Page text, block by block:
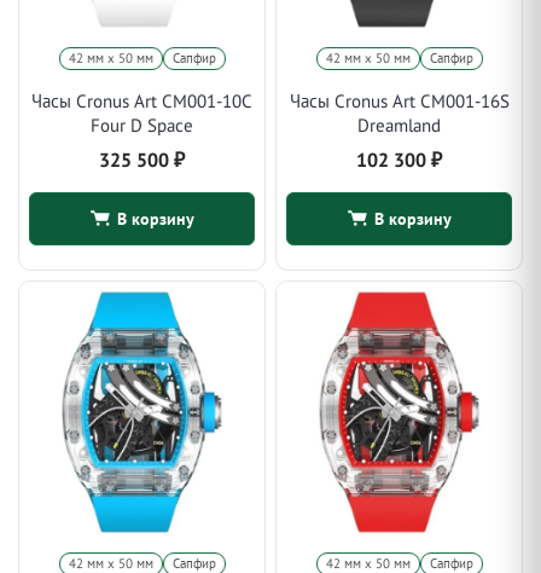
42 мм x 50 мм Сапфир
Часы Cronus Art CM001-10C
Four D Space
325 500 ₽
В корзину
42 мм x 50 мм Сапфир
Часы Cronus Art CM001-16S
Dreamland
102 300 ₽
В корзину
42 мм x 50 мм Сапфир 42 мм x 50 мм Сапфир